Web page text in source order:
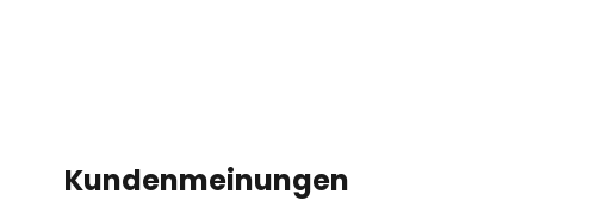
Kundenmeinungen